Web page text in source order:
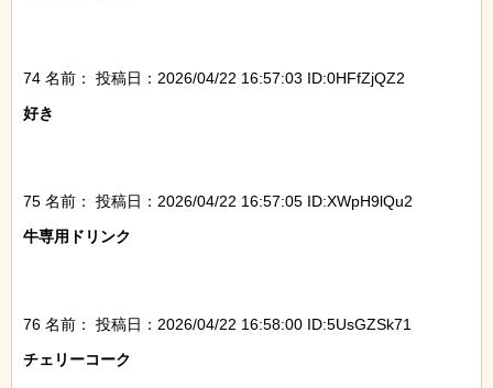
74 名前：
投稿日：2026/04/22 16:57:03 ID:0HFfZjQZ2
好き
75 名前：
投稿日：2026/04/22 16:57:05 ID:XWpH9lQu2
牛専用ドリンク
76 名前：
投稿日：2026/04/22 16:58:00 ID:5UsGZSk71
チェリーコーク